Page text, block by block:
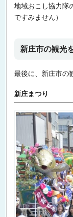
地域おこし協力隊
ですみません）
新庄市の観光
最後に、新庄市の
新庄まつり